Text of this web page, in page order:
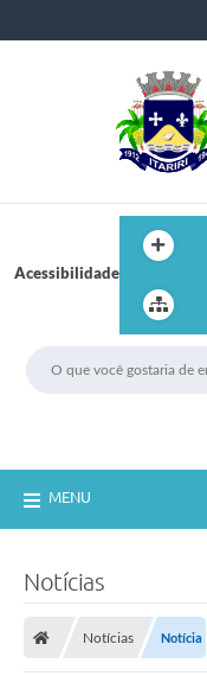
Acessibilidade
MENU
Notícias
Notícias Notícia